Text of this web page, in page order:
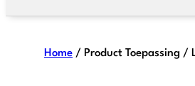
Home / Product Toepassing /